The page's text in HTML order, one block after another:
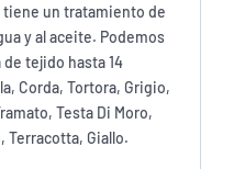
un tratamiento de
y al aceite. Podemos
tejido hasta 14
Corda, Tortora, Grigio,
Testa Di Moro,
Terracotta, Giallo.